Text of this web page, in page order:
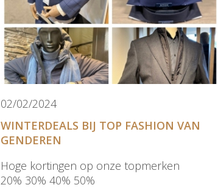
02/02/2024
WINTERDEALS BIJ TOP FASHION VAN
GENDEREN
Hoge kortingen op onze topmerken
20% 30% 40% 50%